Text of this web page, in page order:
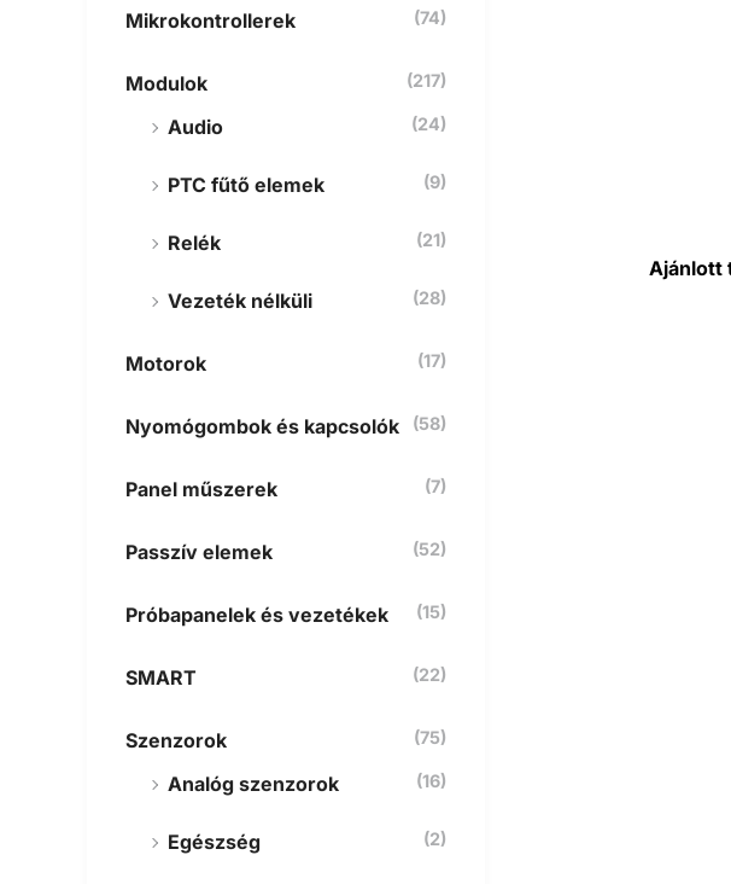
Mikrokontrollerek (74)
Modulok (217)
Audio (24)
PTC fűtő elemek (9)
Relék (21)
Vezeték nélküli (28)
Motorok (17)
Nyomógombok és kapcsolók (58)
Panel műszerek (7)
Passzív elemek (52)
Próbapanelek és vezetékek (15)
SMART (22)
Szenzorok (75)
Analóg szenzorok (16)
Egészség (2)
Ajánlott